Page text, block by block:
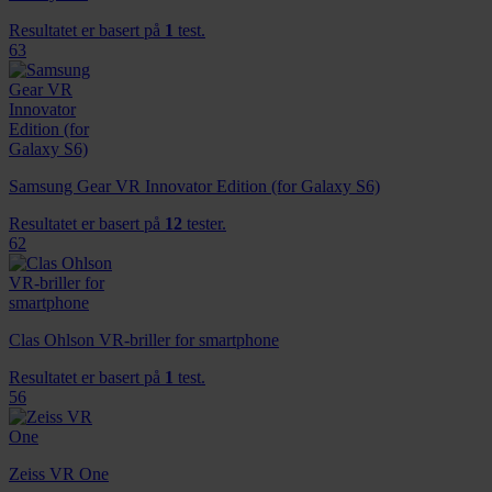
Resultatet er basert på 1 test.
63
Samsung Gear VR Innovator Edition (for Galaxy S6)
Resultatet er basert på 12 tester.
62
Clas Ohlson VR-briller for smartphone
Resultatet er basert på 1 test.
56
Zeiss VR One